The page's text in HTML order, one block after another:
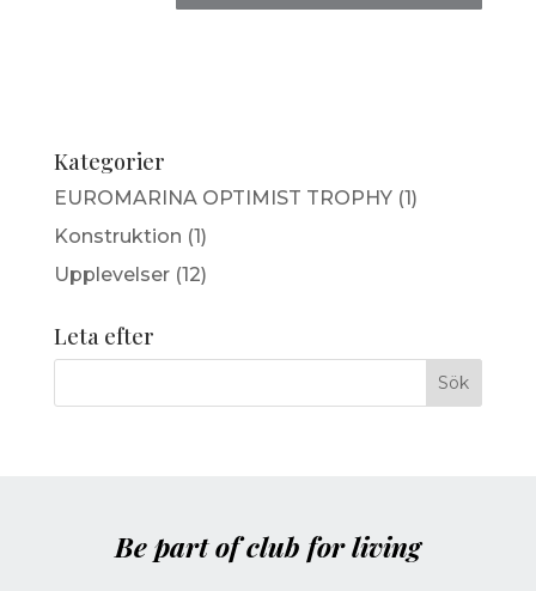
Kategorier
EUROMARINA OPTIMIST TROPHY(1)
Konstruktion (1)
Upplevelser(12)
Leta efter
Be part of club for living